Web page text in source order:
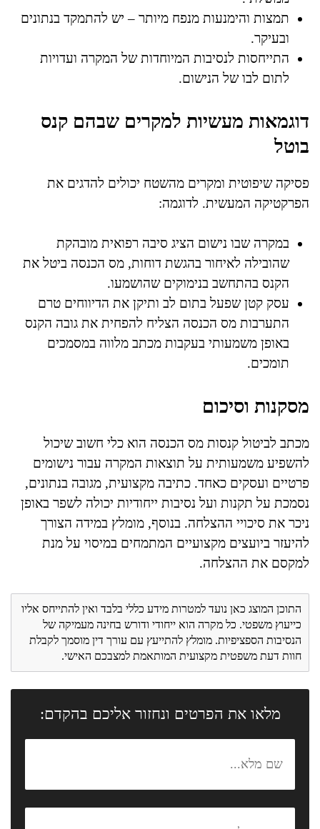
תמצות והימנעות מנפח מיותר – יש להתמקד בנתונים
ובעיקר.
התייחסות לנסיבות המיוחדות של המקרה ועדויות
לתום לבו של הנישום.
דוגמאות מעשיות למקרים שבהם קנס
בוטל
פסיקה שיפוטית ומקרים מהשטח יכולים להדגים את
הפרקטיקה המעשית. לדוגמה:
במקרה שבו נישום הציג סיבה רפואית מובהקת
שהובילה לאיחור בהגשת דוחות, מס הכנסה ביטל את
הקנס בהתחשב בנימוקים שהושמעו.
עסק קטן שפעל בתום לב ותיקן את הדיווחים טרם
התערבות מס הכנסה הצליח להפחית את גובה הקנס
באופן משמעותי בעקבות מכתב מלווה במסמכים
תומכים.
מסקנות וסיכום
מכתב לביטול קנסות מס הכנסה הוא כלי חשוב שיכול
להשפיע משמעותית על תוצאות המקרה עבור נישומים
פרטיים ועסקים כאחד. כתיבה מקצועית, מגובה בנתונים,
נסמכת על תקנות ועל נסיבות ייחודיות יכולה לשפר באופן
ניכר את סיכויי ההצלחה. בנוסף, מומלץ במידה הצורך
להיעזר ביועצים מקצועיים המתמחים במיסוי על מנת
למקסם את ההצלחה.
התוכן המוצג כאן נועד למטרות מידע כללי בלבד ואין להתייחס אליו
כייעוץ משפטי. כל מקרה הוא ייחודי ודורש בחינה מעמיקה של
הנסיבות הספציפיות. מומלץ להתייעץ עם עורך דין מוסמך לקבלת
חוות דעת משפטית מקצועית המותאמת למצבכם האישי.
מלאו את הפרטים ונחזור אליכם בהקדם: